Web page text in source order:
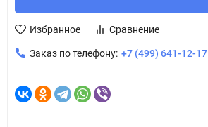
Избранное Сравнение
Заказ по телефону: +7 (499) 641-12-17